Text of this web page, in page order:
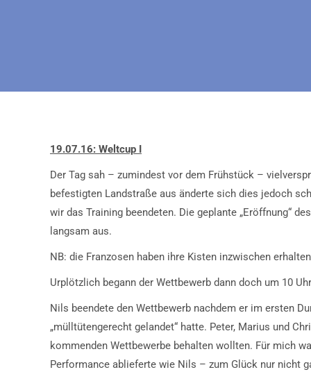
19.07.16: Weltcup I
Der Tag sah – zumindest vor dem Frühstück –
befestigten Landstraße aus änderte sich dies jedoch
wir das Training beendeten. Die geplante „Eröffnung“
langsam aus.
NB: die Franzosen haben ihre Kisten inzwischen
Urplötzlich begann der Wettbewerb dann doch um 10
Nils beendete den Wettbewerb nachdem er im ersten
„mülltütengerecht gelandet“ hatte. Peter, Marius und
kommenden Wettbewerbe behalten wollten. Für mich
Performance ablieferte wie Nils – zum Glück nur nicht